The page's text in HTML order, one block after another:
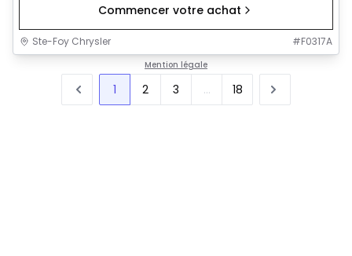
Commencer votre achat
Ste-Foy Chrysler #F0317A
Mention légale
1 2 3 ... 18